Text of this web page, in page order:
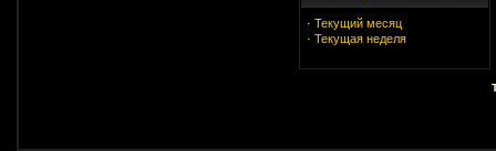
· Текущий месяц
· Текущая неделя